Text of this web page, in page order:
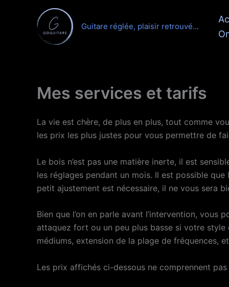
Guitare réglée, plaisir retrouvé...
Mes services et tarifs
La vie est chère, de plus en plus, tout comme
les prix les plus justes pour vous permettre de
Le bois n’est pas une matière inerte, il est
les réglages pendant un mois. Il est possible
petit ajustement est nécessaire, il ne vous sera
Bien que l’on en parle avant l’intervention,
attaquez fort ou un peu plus basse si votre style
médiums, extension de la plage de fréquences,
Les prix affichés ci-dessous ne comprennent